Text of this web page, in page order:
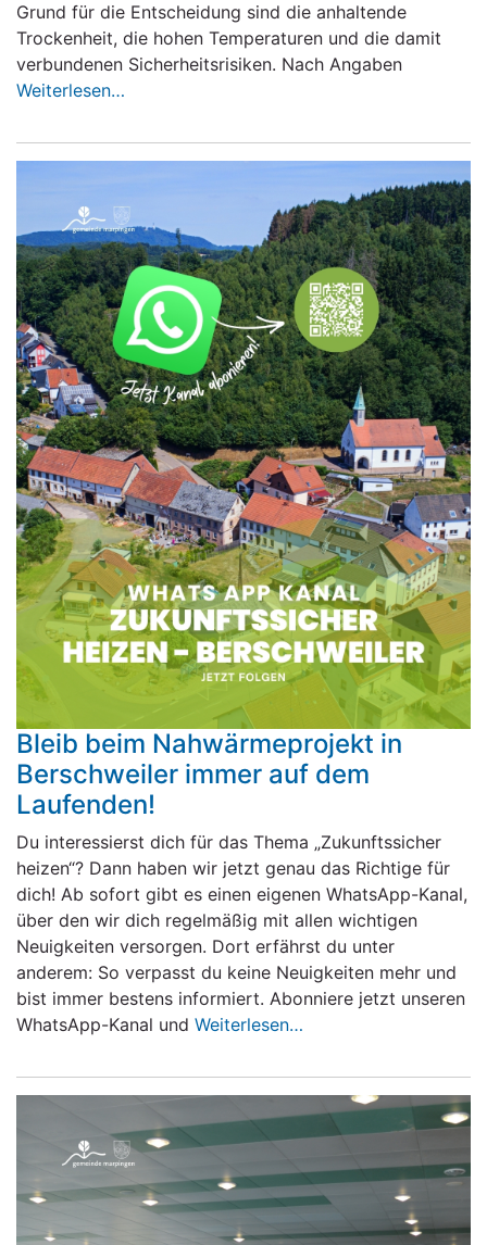
Grund für die Entscheidung sind die anhaltende
Trockenheit, die hohen Temperaturen und die damit
verbundenen Sicherheitsrisiken. Nach Angaben
Weiterlesen…
Bleib beim Nahwärmeprojekt in
Berschweiler immer auf dem
Laufenden!
Du interessierst dich für das Thema „Zukunftssicher
heizen“? Dann haben wir jetzt genau das Richtige für
dich! Ab sofort gibt es einen eigenen WhatsApp-Kanal,
über den wir dich regelmäßig mit allen wichtigen
Neuigkeiten versorgen. Dort erfährst du unter
anderem: So verpasst du keine Neuigkeiten mehr und
bist immer bestens informiert. Abonniere jetzt unseren
WhatsApp-Kanal und Weiterlesen…